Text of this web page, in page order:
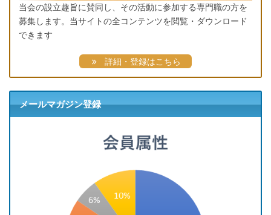
当会の設立趣旨に賛同し、その活動に参加する専門職の方を
募集します。当サイトの全コンテンツを閲覧・ダウンロード
できます
詳細・登録はこちら
メールマガジン登録